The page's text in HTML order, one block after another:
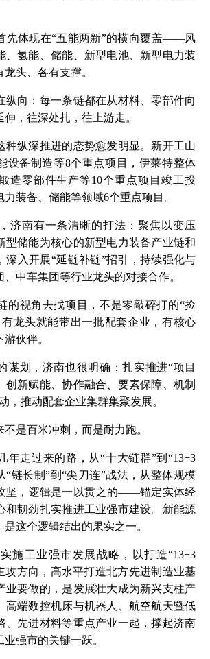
体现在“五能两新”的横向覆盖——风
、氢能、储能、新型电池、新型电力装
头、各有支撑。
向：每一条链都在从材料、零部件向
，往深处扎，往上游走。
纵深推进的态势愈发明显。新开工山
设备制造等8个重点项目，伊莱特整体
造零部件生产等10个重点项目竣工投
装备、储能等领域6个重点项目。
南有一条清晰的打法：聚焦以变压
型储能为核心的新型电力装备产业链和
深入开展“延链补链”招引，持续强化与
中车集团等行业龙头的对接合作。
视角去找项目，不是零敲碎打的“捡
龙头就能带出一批配套企业，有核心
伙伴。
划，济南也很明确：扎实推进“项目
创新赋能、协作融合、要素保障、机制
，推动配套企业集群集聚发展。
百米冲刺，而是耐力跑。
走过来的路，从“十大链群”到“13+3
“链长制”到“尖刀连”战法，从整体规模
坚，逻辑是一以贯之的——锚定实体经
和韧劲扎实推进工业强市建设。新能源
这个逻辑结出的果实之一。
工业强市发展战略，以打造“13+3
攻方向，高水平打造北方先进制造业基
业要做的，是发展壮大成为新兴支柱产
高端数控机床与机器人、航空航天暨低
、先进材料等重点产业一起，撑起济南
强市的关键一跃。